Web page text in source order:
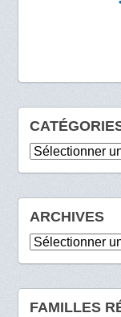
Catégories
ARCHIVES
Archives
FAMILLES